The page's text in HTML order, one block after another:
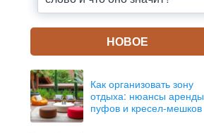
НОВОЕ
Как организовать зону
отдыха: нюансы аренды
пуфов и кресел-мешков